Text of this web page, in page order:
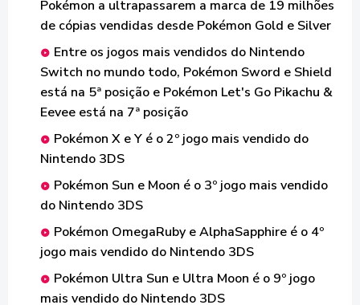
Pokémon a ultrapassarem a marca de 19 milhões
de cópias vendidas desde Pokémon Gold e Silver
Entre os jogos mais vendidos do Nintendo
Switch no mundo todo, Pokémon Sword e Shield
está na 5ª posição e Pokémon Let's Go Pikachu &
Eevee está na 7ª posição
Pokémon X e Y é o 2º jogo mais vendido do
Nintendo 3DS
Pokémon Sun e Moon é o 3º jogo mais vendido
do Nintendo 3DS
Pokémon OmegaRuby e AlphaSapphire é o 4º
jogo mais vendido do Nintendo 3DS
Pokémon Ultra Sun e Ultra Moon é o 9º jogo
mais vendido do Nintendo 3DS